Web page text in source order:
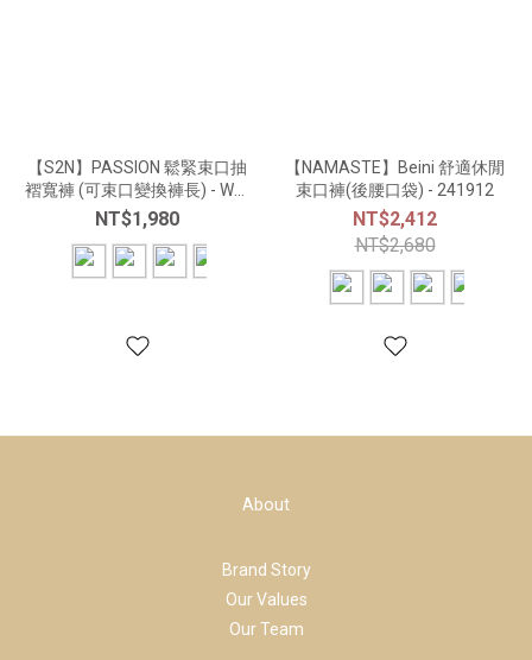
【S2N】PASSION 鬆緊束口抽
褶寬褲 (可束口變換褲長) - W4-
B571
NT$1,980
【NAMASTE】Beini 舒適休閒
束口褲(後腰口袋) - 241912
NT$2,412
NT$2,680
About
Brand Story
Our Values
Our Team